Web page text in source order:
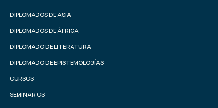
DIPLOMADOS DE ASIA
DIPLOMADOS DE ÁFRICA
DIPLOMADO DE LITERATURA
DIPLOMADO DE EPISTEMOLOGÍAS
CURSOS
SEMINARIOS